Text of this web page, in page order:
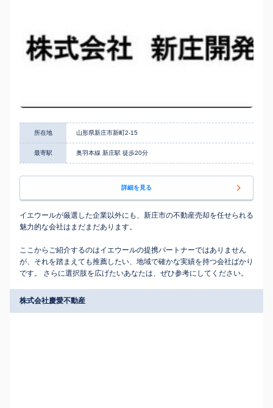
所在地 山形県新庄市新町2-15
最寄駅 奥羽本線 新庄駅 徒歩20分
詳細を見る
イエウールが厳選した企業以外にも、新庄市の不動産売却を任せられる
魅力的な会社はまだまだあります。
ここからご紹介するのはイエウールの提携パートナーではありません
が、それを踏まえても推薦したい、地域で確かな実績を持つ会社ばかり
です。 さらに選択肢を広げたいあなたは、ぜひ参考にしてください。
株式会社慶愛不動産